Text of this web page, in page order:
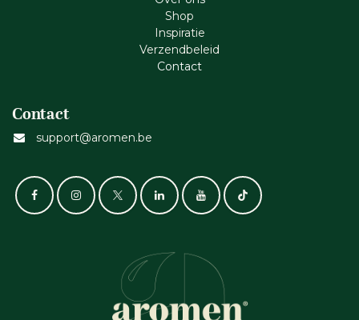
Shop
Inspiratie
Verzendbeleid
Cont​act
Contact
support@aromen.be